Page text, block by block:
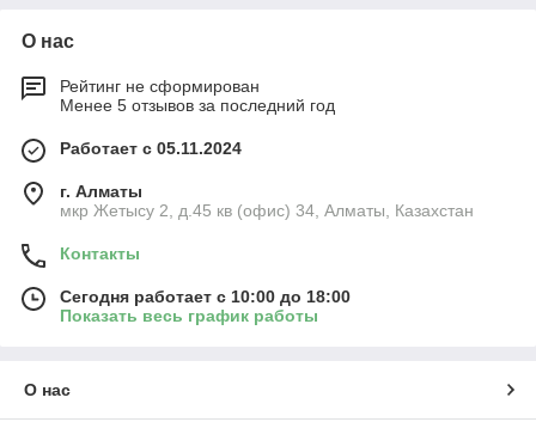
О нас
Рейтинг не сформирован
Менее 5 отзывов за последний год
Работает с 05.11.2024
г. Алматы
мкр Жетысу 2, д.45 кв (офис) 34, Алматы, Казахстан
Контакты
Сегодня работает с 10:00 до 18:00
Показать весь график работы
О нас